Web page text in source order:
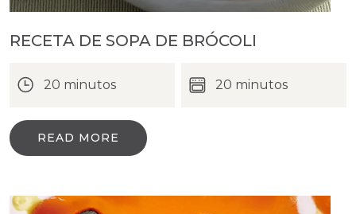
RECETA DE SOPA DE BRÓCOLI
20 minutos 20 minutos
READ MORE